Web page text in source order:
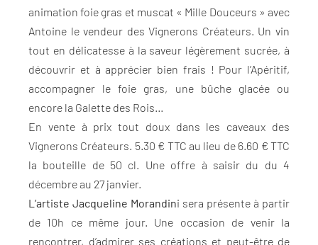
animation foie gras et muscat « Mille Douceurs » avec
Antoine le vendeur des Vignerons Créateurs. Un vin
tout en délicatesse à la saveur légèrement sucrée, à
découvrir et à apprécier bien frais ! Pour l’Apéritif,
accompagner le foie gras, une bûche glacée ou
encore la Galette des Rois…
En vente à prix tout doux dans les caveaux des
Vignerons Créateurs. 5.30 € TTC au lieu de 6.60 € TTC
la bouteille de 50 cl. Une offre à saisir du du 4
décembre au 27 janvier.
L’artiste Jacqueline Morandini sera présente à partir
de 10h ce même jour. Une occasion de venir la
rencontrer, d’admirer ses créations et peut-être de